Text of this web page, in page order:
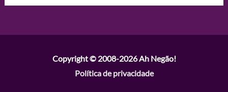
Copyright © 2008-2026Ah Negão!
Política de privacidade